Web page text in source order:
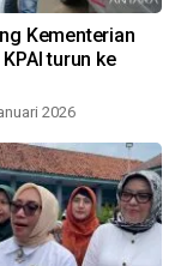
Kementerian
KPAI turun ke
2026